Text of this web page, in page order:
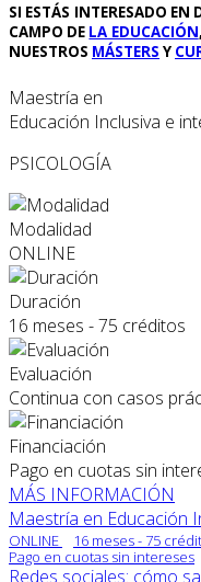
SI ESTÁS INTERESADO EN
CAMPO DE LA EDUCACIÓN
NUESTROS MÁSTERS Y
Maestría en
Educación Inclusiva e
PSICOLOGÍA
Modalidad
ONLINE
Duración
16 meses - 75 créditos
Evaluación
Continua con casos
Financiación
Pago en cuotas sin
MÁS INFORMACIÓN
Maestría en Educación
ONLINE
16 meses - 75
Pago en cuotas sin intereses
Redes sociales: cómo